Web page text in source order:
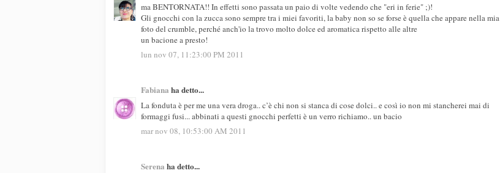
ma BENTORNATA!! In effetti sono passata un paio di volte vedendo che "eri in ferie" ;)!
Gli gnocchi con la zucca sono sempre tra i miei favoriti, la baby non so se forse è quella che appare nella mia
foto del crumble, perché anch'io la trovo molto dolce ed aromatica rispetto alle altre
un bacione a presto!
lun nov 07, 11:23:00 PM 2011
Fabiana ha detto...
La fonduta è per me una vera droga.. c’è chi non si stanca di cose dolci.. e così io non mi stancherei mai di
formaggi fusi... abbinati a questi gnocchi perfetti è un verro richiamo.. un bacio
mar nov 08, 10:53:00 AM 2011
Serena ha detto...